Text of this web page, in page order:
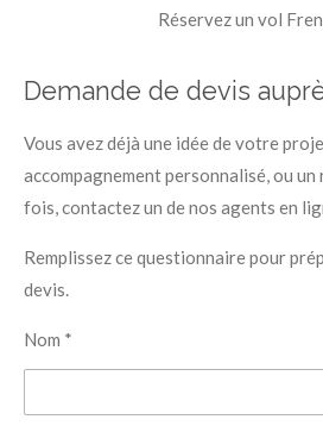
Réservez un vol
Demande de devis
Vous avez déjà une idée de votre
accompagnement personnalisé, ou
fois, contactez un de nos agents en
Remplissez ce questionnaire pour
devis.
Nom *